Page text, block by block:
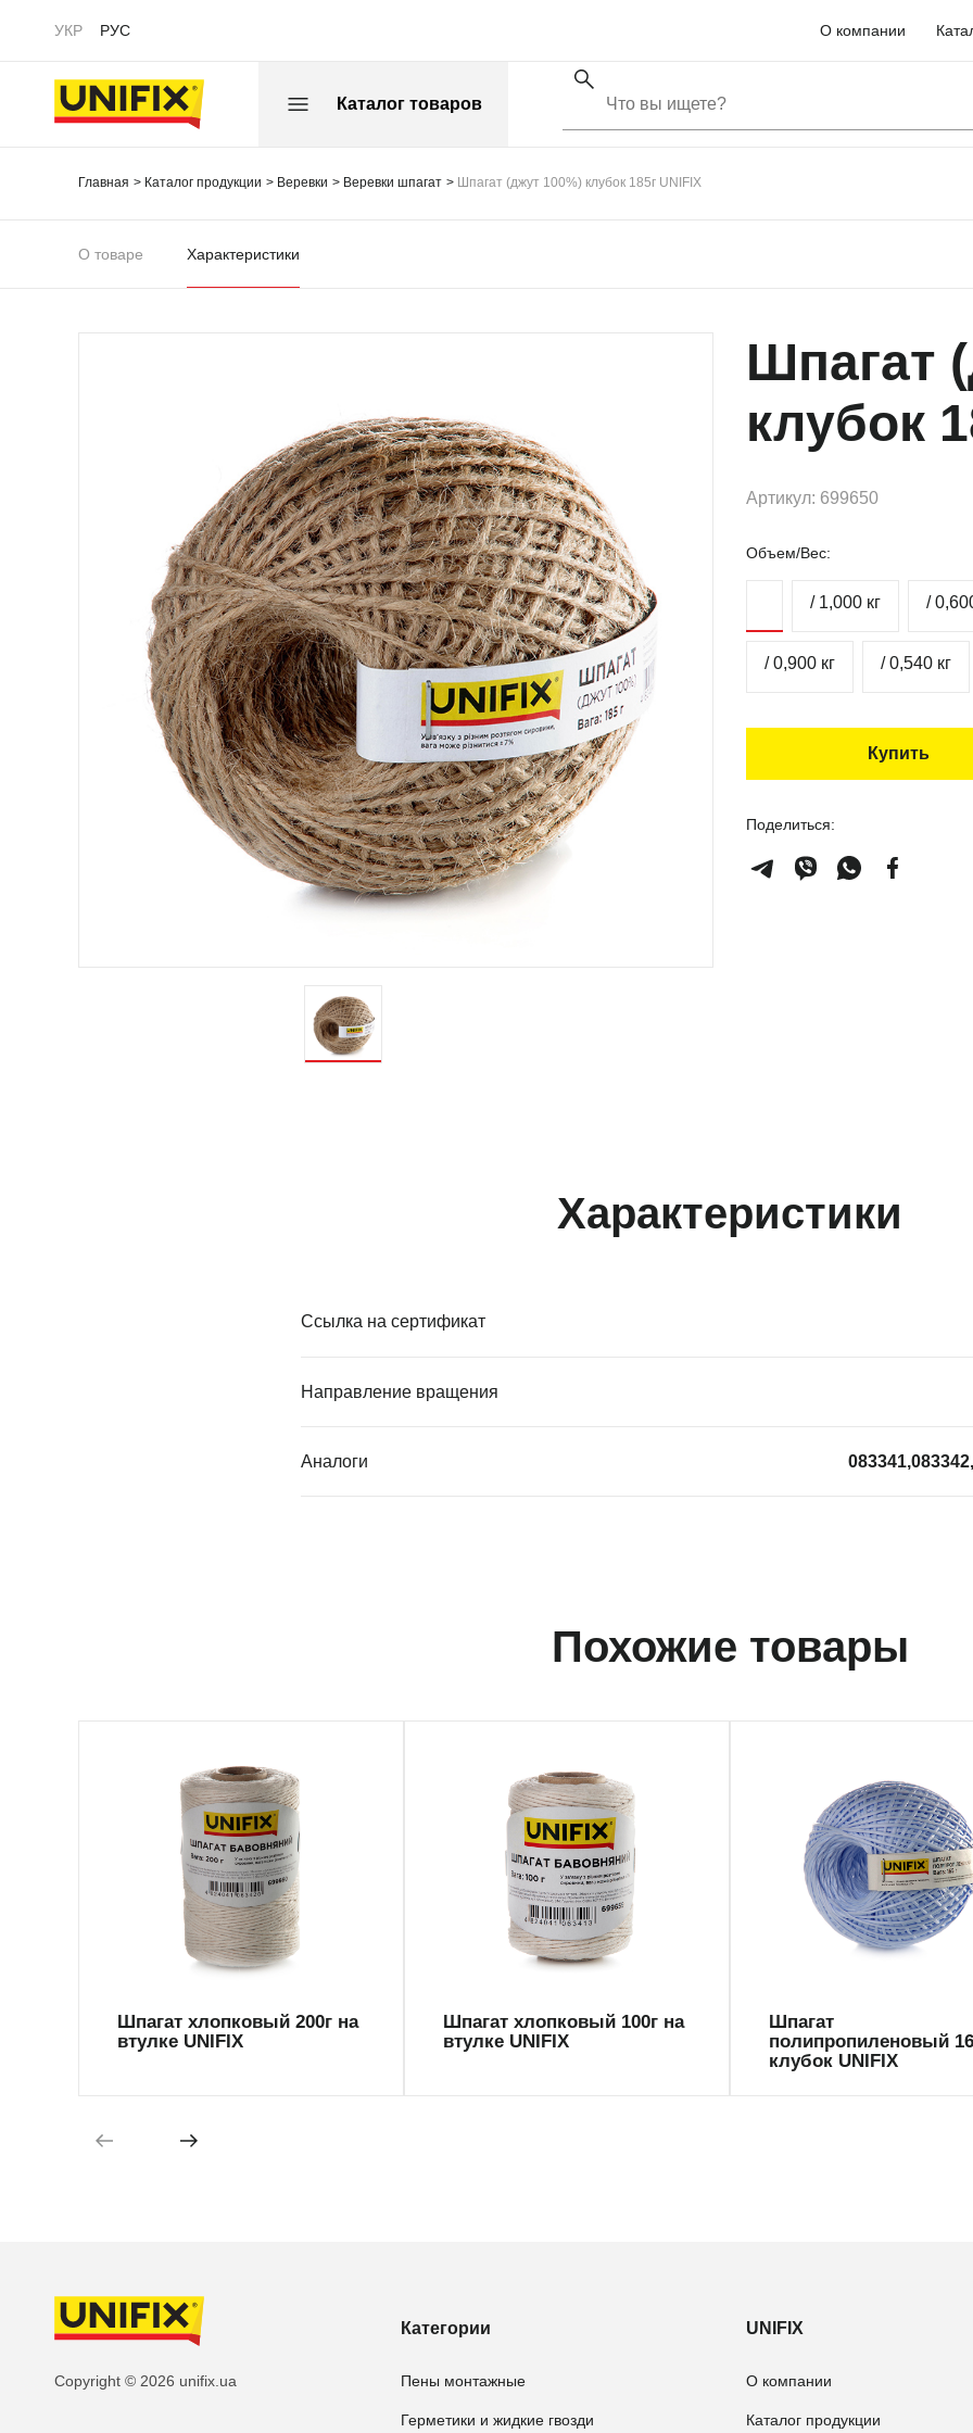
УКР РУС О компании
Каталог товаров
Главная Каталог продукции Веревки Веревки шпагат Шпагат (джут 100%) клубок 185г UNIFIX
О товаре Характеристики
Шпагат
клубок
Артикул: 699650
Объем/Вес:
/ 1,000 кг /
/ 0,900 кг / 0,540 кг
Купить
Поделиться:
Характеристики
Ссылка на сертификат
Направление вращения
Аналоги
Похожие товары
Шпагат хлопковый 200г на
втулке UNIFIX
Шпагат хлопковый 100г на
втулке UNIFIX
699659
Шпагат
полипропиленовый
клубок UNIFIX
699658
Copyright © 2026 unifix.ua
Категории
Пены монтажные
Герметики и жидкие гвозди
UNIFIX
О компании
Каталог продукции